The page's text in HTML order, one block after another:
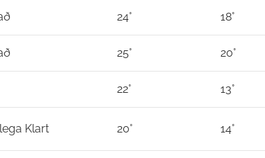
24° 18°
25° 20°
22° 13°
Klart 20° 14°